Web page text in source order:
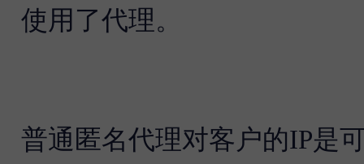
使用了代理。
普通匿名代理对客户的IP是